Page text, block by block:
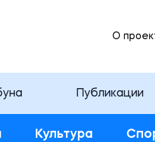
О
Публикации
Культура